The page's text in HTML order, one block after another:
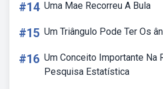
#14 Uma Mae Recorreu A Bula
#15 Um Triângulo Pode Ter Os
#16 Um Conceito Importante Na
Pesquisa Estatística